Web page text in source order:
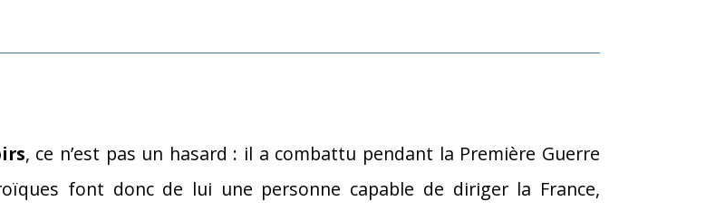
, ce n’est pas un hasard : il a combattu pendant la Première Guerre
font donc de lui une personne capable de diriger la France,